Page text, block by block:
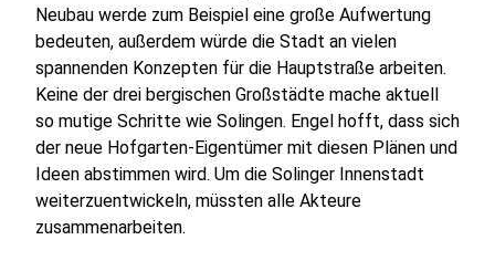
Neubau werde zum Beispiel eine große Aufwertung
bedeuten, außerdem würde die Stadt an vielen
spannenden Konzepten für die Hauptstraße arbeiten.
Keine der drei bergischen Großstädte mache aktuell
so mutige Schritte wie Solingen. Engel hofft, dass sich
der neue Hofgarten-Eigentümer mit diesen Plänen und
Ideen abstimmen wird. Um die Solinger Innenstadt
weiterzuentwickeln, müssten alle Akteure
zusammenarbeiten.